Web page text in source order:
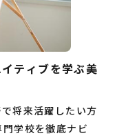
ティブを学ぶ美
将来活躍したい方
学校を徹底ナビ